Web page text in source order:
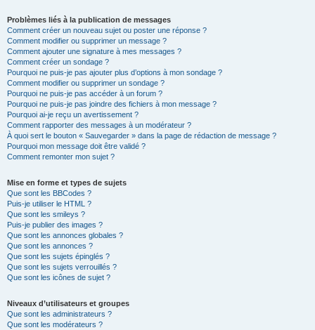
Problèmes liés à la publication de messages
Comment créer un nouveau sujet ou poster une réponse ?
Comment modifier ou supprimer un message ?
Comment ajouter une signature à mes messages ?
Comment créer un sondage ?
Pourquoi ne puis-je pas ajouter plus d’options à mon sondage ?
Comment modifier ou supprimer un sondage ?
Pourquoi ne puis-je pas accéder à un forum ?
Pourquoi ne puis-je pas joindre des fichiers à mon message ?
Pourquoi ai-je reçu un avertissement ?
Comment rapporter des messages à un modérateur ?
À quoi sert le bouton « Sauvegarder » dans la page de rédaction de message ?
Pourquoi mon message doit être validé ?
Comment remonter mon sujet ?
Mise en forme et types de sujets
Que sont les BBCodes ?
Puis-je utiliser le HTML ?
Que sont les smileys ?
Puis-je publier des images ?
Que sont les annonces globales ?
Que sont les annonces ?
Que sont les sujets épinglés ?
Que sont les sujets verrouillés ?
Que sont les icônes de sujet ?
Niveaux d’utilisateurs et groupes
Que sont les administrateurs ?
Que sont les modérateurs ?